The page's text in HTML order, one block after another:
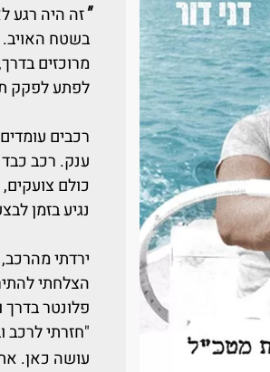
"זה היה רגע
בשטח
מרוכזים
לפתע לפקק
רכבים
ענק. רכב
כולם
נגיע בזמן
ירדתי
הצלחתי
פלונטר
"חזרתי לרכב
עושה כאן.